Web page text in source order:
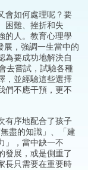
會如何處理呢？要
困難、挫折和失
的人。教育心理學
展，強調一生當中的
為要成功地解決自
去嘗試，試驗各種
，並經驗這些選擇
們不應干預，更不
有序地配合了孩子
盡的知識」、「建
」，當中缺一不
發展，或是側重了
長只需要在重要時